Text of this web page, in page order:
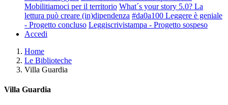
Mobilitiamoci per il territorio What´s your story 5.0? La
lettura può creare (in)dipendenza #da0a100 Leggere è geniale
- Progetto concluso Leggiscrivistampa - Progetto sospeso
Accedi
Home
Le Biblioteche
Villa Guardia
Villa Guardia